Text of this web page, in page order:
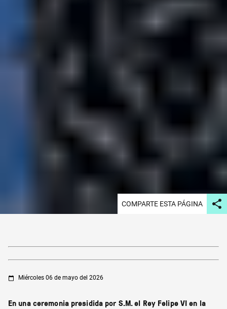
COMPARTE ESTA PÁGINA
miércoles 06 de mayo del 2026
En una ceremonia presidida por S.M. el Rey Felipe VI en la